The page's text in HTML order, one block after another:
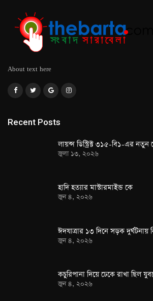
About text here
Recent Posts
লায়ন্স ডিস্ট্রিক্ট ৩১৫-বি১-এর
জুলা ১৩, ২০২৬
হাদি হত্যার মাস্টারমাইন্ড কে
জুন ৪, ২০২৬
ঈদযাত্রার ১৩ দিনে সড়ক দুর্ঘটনায়
জুন ৪, ২০২৬
কচুরিপানা দিয়ে ঢেকে রাখা ছিল
জুন ৪, ২০২৬